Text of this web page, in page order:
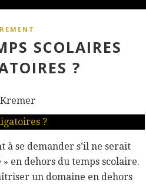
SCOLAIRES
?
à se demander s’il ne serait
en dehors du temps scolaire.
un domaine en dehors